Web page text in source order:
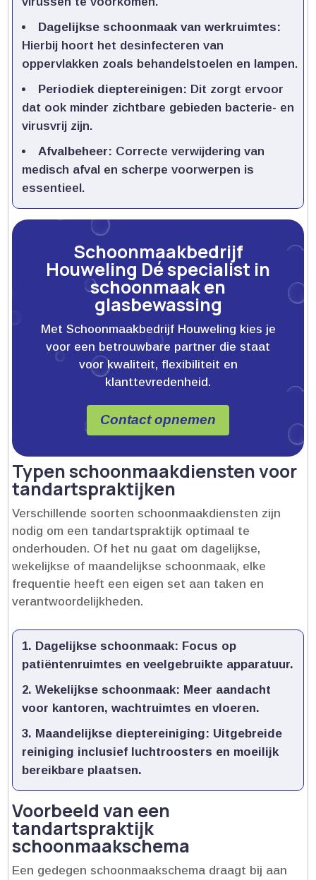
Dagelijkse schoonmaak van werkruimtes:
Hierbij hoort het desinfecteren van
oppervlakken zoals behandelstoelen en lampen.​
Periodiek dieptereinigen: Dit zorgt ervoor
dat ook minder zichtbare gebieden bacterie- en
virusvrij zijn.​
Afvalbeheer: Correcte verwijdering van
medisch afval en scherpe voorwerpen is
essentieel.​
Schoonmaakbedrijf
Houweling Dé specialist in
schoonmaak en
glasbewassing
Met Schoonmaakbedrijf Houweling kies je
voor een betrouwbare partner die staat
voor kwaliteit, flexibiliteit en
klanttevredenheid.
Contact opnemen
Typen schoonmaakdiensten voor
tandartspraktijken
Verschillende soorten schoonmaakdiensten zijn
nodig om een tandartspraktijk optimaal te
onderhouden.​ Of het nu gaat om dagelijkse,
wekelijkse of maandelijkse schoonmaak, elke
frequentie heeft een eigen set aan taken en
verantwoordelijkheden.​
Dagelijkse schoonmaak: Focus op
patiëntenruimtes en veelgebruikte apparatuur.​
Wekelijkse schoonmaak: Meer aandacht
voor kantoren, wachtruimtes en vloeren.​
Maandelijkse dieptereiniging: Uitgebreide
reiniging inclusief luchtroosters en moeilijk
bereikbare plaatsen.​
Voorbeeld van een
tandartspraktijk
schoonmaakschema
Een gedegen schoonmaakschema draagt bij aan